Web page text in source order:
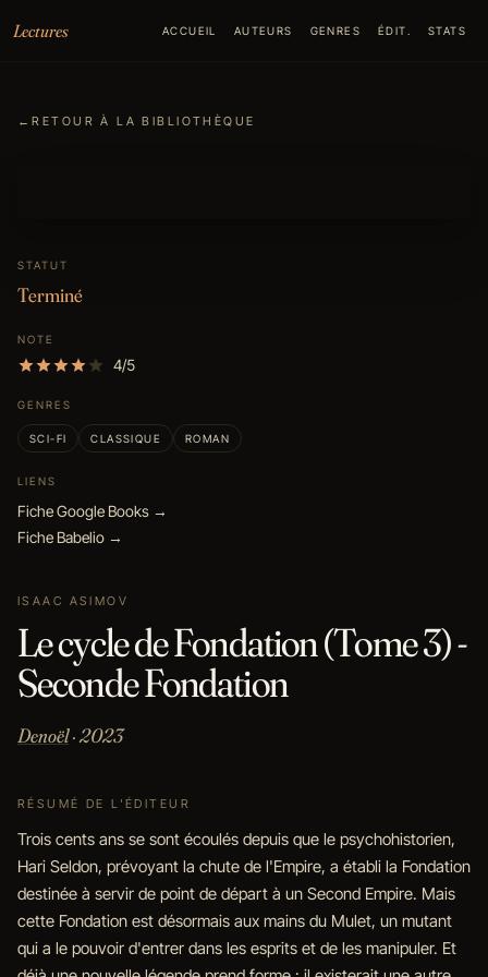
Lectures
ACCUEIL AUTEURS GENRES ÉDIT. STATS
←RETOUR À LA BIBLIOTHÈQUE
STATUT
Terminé
NOTE
4/5
GENRES
SCI-FI CLASSIQUE ROMAN
LIENS
Fiche Google Books →
Fiche Babelio →
ISAAC ASIMOV
Le cycle de Fondation (Tome 3) -
Seconde Fondation
Denoël· 2023
RÉSUMÉ DE L'ÉDITEUR
Trois cents ans se sont écoulés depuis que le psychohistorien,
Hari Seldon, prévoyant la chute de l'Empire, a établi la Fondation
destinée à servir de point de départ à un Second Empire. Mais
cette Fondation est désormais aux mains du Mulet, un mutant
qui a le pouvoir d'entrer dans les esprits et de les manipuler. Et